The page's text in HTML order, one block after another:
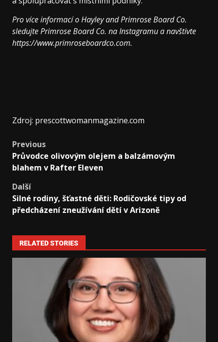
Pro více informací o Hayley and Primrose Board Co.
sledujte Primrose Board Co. na Instagramu a navštivte
https://www.primroseboardco.com.
Zdroj: prescottwomanmagazine.com
Previous
Průvodce olivovým olejem a balzámovým
blahem v Rafter Eleven
Další
Silné rodiny, šťastné děti: Rodičovské tipy od
předcházení zneužívání dětí v Arizoně
RELATED STORIES